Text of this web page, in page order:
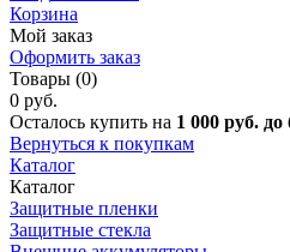
Корзина
Мой заказ
Оформить заказ
Товары (0)
0 руб.
Осталось купить на 1 000 руб.
Вернуться к покупкам
Каталог
Каталог
Защитные пленки
Защитные стекла